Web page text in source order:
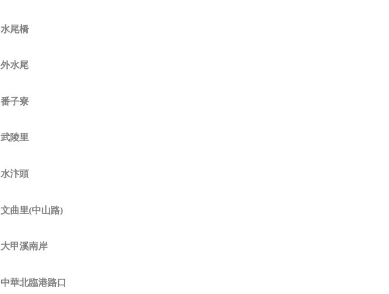
水尾橋
外水尾
番子寮
武陵里
水汴頭
文曲里(中山路)
大甲溪南岸
中華北臨港路口